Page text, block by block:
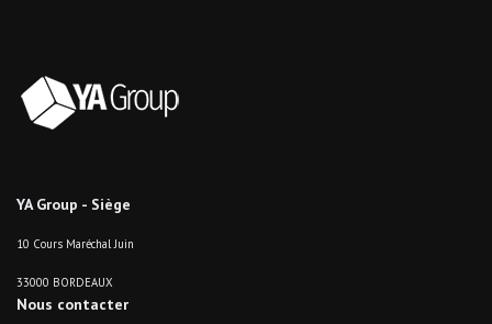
YA Group - Siège
10 Cours Maréchal Juin
33000 BORDEAUX
Nous contacter